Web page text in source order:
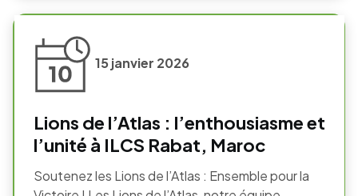
15 janvier 2026
Lions de l’Atlas : l’enthousiasme et
l’unité à ILCS Rabat, Maroc
Soutenez les Lions de l’Atlas : Ensemble pour la